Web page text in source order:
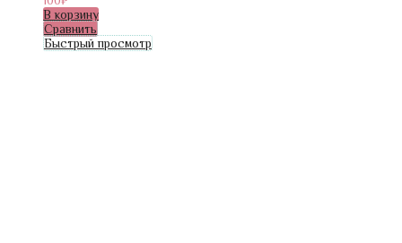
В корзину
Сравнить
Быстрый просмотр